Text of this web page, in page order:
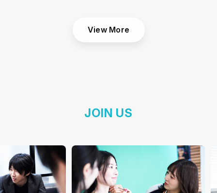
View More
JOIN US